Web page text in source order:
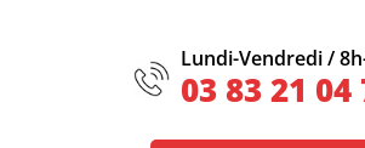
Lundi-Vendredi /
03 83 21 04